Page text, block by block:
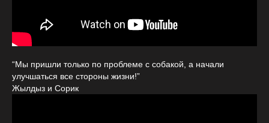
“Мы пришли только по проблеме с собакой, а начали
улучшаться все стороны жизни!”
Жылдыз и Сорик